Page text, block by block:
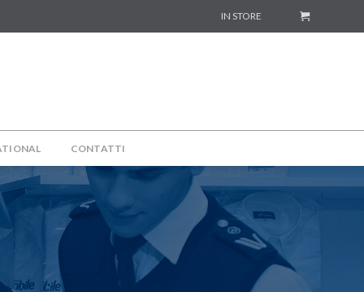
IN STORE
CONTATTI